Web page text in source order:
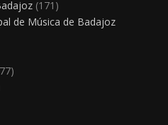
(171)
de Música de Badajoz